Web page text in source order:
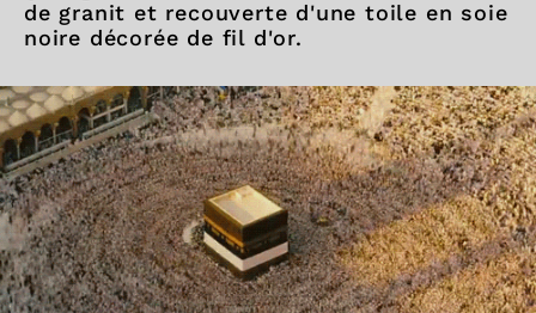
de granit et recouverte d'une toile en soie
noire décorée de fil d'or.